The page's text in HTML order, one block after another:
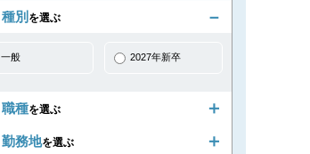
種別 を選ぶ
一般 2027年新卒
職種を選ぶ
勤務地を選ぶ